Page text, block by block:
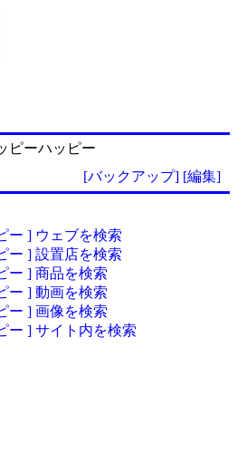
ピーハッピー
[バックアップ] [編集]
ー ] ウェブを検索
ー ] 設置店を検索
ー ] 商品を検索
ー ] 動画を検索
ー ] 画像を検索
ー ] サイト内を検索